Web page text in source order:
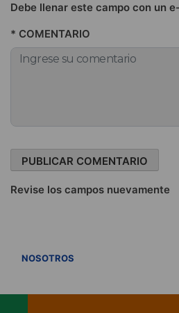
Debe llenar este campo con un
* COMENTARIO
Revise los campos nuevamente
NOSOTROS